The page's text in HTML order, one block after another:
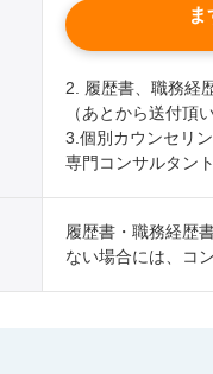
2. 履歴書、職務経
（あとから送付頂
3.個別カウンセリ
専門コンサルタン
履歴書・職務経歴
ない場合には、コ